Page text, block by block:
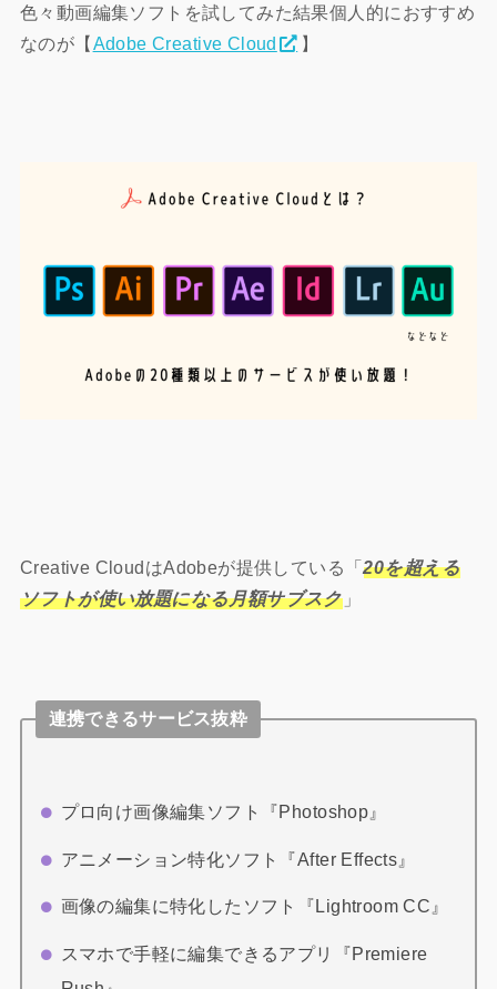
色々動画編集ソフトを試してみた結果個人的におすすめ
なのが【 Adobe Creative Cloud 】
Creative CloudはAdobeが提供している「20を超える
ソフトが使い放題になる月額サブスク」
連携できるサービス抜粋
プロ向け画像編集ソフト『Photoshop』
アニメーション特化ソフト『After Effects』
画像の編集に特化したソフト『Lightroom CC』
スマホで手軽に編集できるアプリ『Premiere